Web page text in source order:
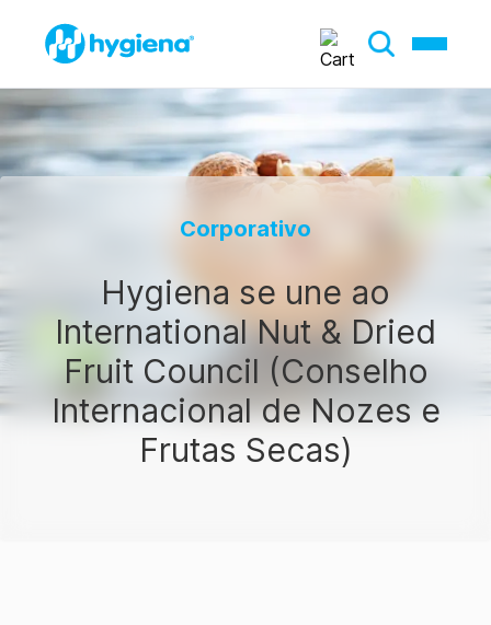
Corporativo
Hygiena se une ao
International Nut & Dried
Fruit Council (Conselho
Internacional de Nozes e
Frutas Secas)